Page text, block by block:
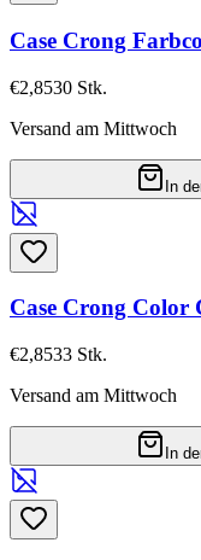
Case Crong
€2,8530 Stk.
Versand am Mittwoch
In
Case Crong Color
€2,8533 Stk.
Versand am Mittwoch
In